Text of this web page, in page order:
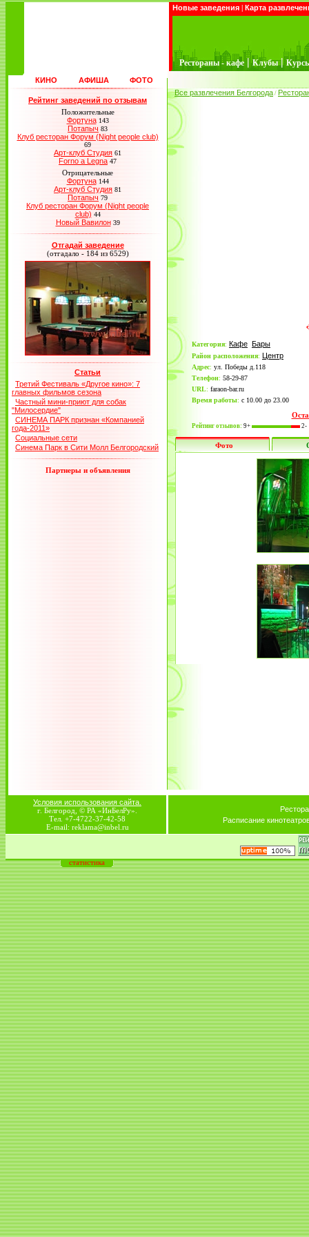
Новые заведения | Карта
Рестораны - кафе | Клубы |
КИНО АФИША ФОТО
Рейтинг заведений по отзывам
Положительные
Фортуна 143
Потапыч 83
Клуб ресторан Форум (Night people club)
69
Арт-клуб Студия 61
Forno a Legna 47
Отрицательные
Фортуна 144
Арт-клуб Студия 81
Потапыч 79
Клуб ресторан Форум (Night people
club) 44
Новый Вавилон 39
Отгадай заведение
(отгадало - 184 из 6529)
Статьи
Третий Фестиваль «Другое кино»: 7
главных фильмов сезона
Частный мини-приют для собак
"Милосердие"
СИНЕМА ПАРК признан «Компанией
года-2011»
Социальные сети
Синема Парк в Сити Молл Белгородский
Партнеры и объявления
Все развлечения Белгорода /
Категория: Кафе Бары
Район расположения: Центр
Адрес: ул. Победы д.118
Телефон: 58-29-87
URL: faraon-bar.ru
Время работы: с 10.00 до 23.00
Рейтинг отзывов: 9+ 2-
Фото
Условия использования сайта.
г. Белгород, © РА «ИнБелРу».
Тел. +7-4722-37-42-58
E-mail: reklama@inbel.ru
Расписание
статистика